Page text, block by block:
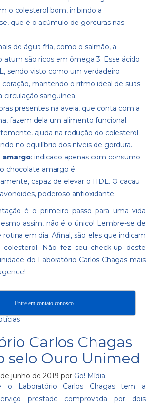
o colesterol bom, inibindo a
que é o acúmulo de gorduras nas
de água fria, como o salmão, a
atum são ricos em ômega 3. Esse ácido
sendo visto como um verdadeiro
mantendo o ritmo ideal de suas
circulação sanguínea.
presentes na aveia, que conta com a
fazem dela um alimento funcional.
ajuda na redução do colesterol
no equilíbrio dos níveis de gordura.
amargo: indicado apenas com consumo
chocolate amargo é,
capaz de elevar o HDL. O cacau
poderoso antioxidante.
é o primeiro passo para uma vida
assim, não é o único! Lembre-se de
em dia. Afinal, são eles que indicam
colesterol. Não fez seu check-up deste
do Laboratório Carlos Chagas mais
!
Entre em contato conosco
Carlos Chagas
selo Ouro Unimed
junho de 2019 por Go! Mídia.
o Laboratório Carlos Chagas tem a
prestado comprovada por dois